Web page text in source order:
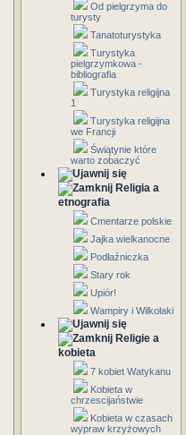
Od pielgrzyma do
turysty
Tanatoturystyka
Turystyka
pielgrzymkowa -
bibliografia
Turystyka religijna
1
Turystyka religijna
we Francji
Świątynie które
warto zobaczyć
Religia a
etnografia
Cmentarze polskie
Jajka wielkanocne
Podłaźniczka
Stary rok
Upiór!
Wampiry i Wilkołaki
Religie a
kobieta
7 kobiet Watykanu
Kobieta w
chrzescijaństwie
Kobieta w czasach
wypraw krzyżowych